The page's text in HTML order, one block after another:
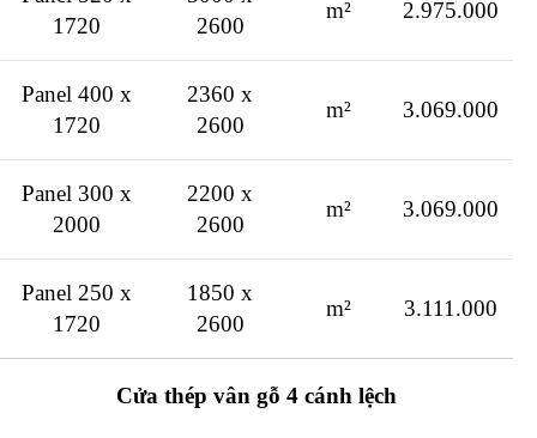
1720
2600
m² 2.975.000
Panel 400 x
1720
2360 x
2600
m² 3.069.000
Panel 300 x
2000
2200 x
2600
m² 3.069.000
Panel 250 x
1720
1850 x
2600
m² 3.111.000
Cửa thép vân gỗ 4 cánh lệch